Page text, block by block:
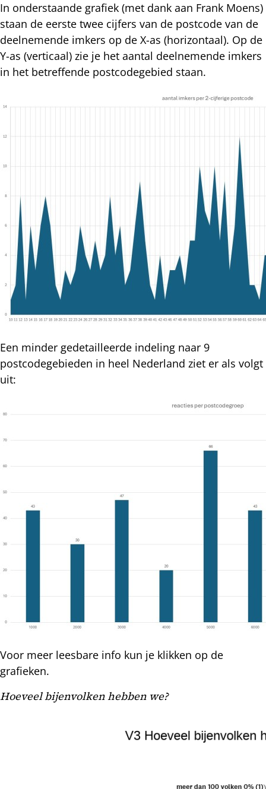
In onderstaande grafiek (met dank aan Frank Moens)
staan de eerste twee cijfers van de postcode van de
deelnemende imkers op de X-as (horizontaal). Op de
Y-as (verticaal) zie je het aantal deelnemende imkers
in het betreffende postcodegebied staan.
Een minder gedetailleerde indeling naar 9
postcodegebieden in heel Nederland ziet er als volgt
uit:
Voor meer leesbare info kun je klikken op de
grafieken.
Hoeveel bijenvolken hebben we?